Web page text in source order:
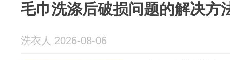
毛巾洗涤后破损问题的解决方
洗衣人 2026-08-06